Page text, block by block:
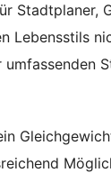
Stadtplaner,
Lebensstils